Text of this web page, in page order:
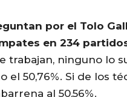
por el Tolo
en 234
trabajan, ninguno lo
el 50,76%. Si de los
al 50,56%.